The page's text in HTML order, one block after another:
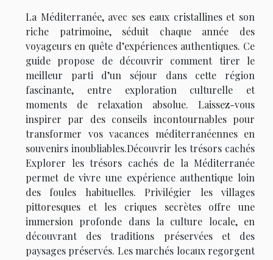
La Méditerranée, avec ses eaux cristallines et son
riche patrimoine, séduit chaque année des
voyageurs en quête d’expériences authentiques. Ce
guide propose de découvrir comment tirer le
meilleur parti d’un séjour dans cette région
fascinante, entre exploration culturelle et
moments de relaxation absolue. Laissez-vous
inspirer par des conseils incontournables pour
transformer vos vacances méditerranéennes en
souvenirs inoubliables.Découvrir les trésors cachés
Explorer les trésors cachés de la Méditerranée
permet de vivre une expérience authentique loin
des foules habituelles. Privilégier les villages
pittoresques et les criques secrètes offre une
immersion profonde dans la culture locale, en
découvrant des traditions préservées et des
paysages préservés. Les marchés locaux regorgent